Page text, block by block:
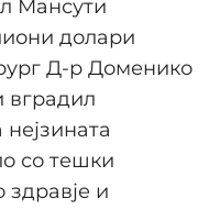
Мансути
долари
Д-р Доменико
вградил
со тешки
здравје и